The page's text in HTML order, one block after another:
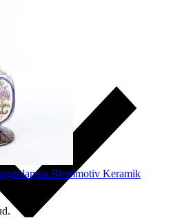
Blommotiv Keramik
.